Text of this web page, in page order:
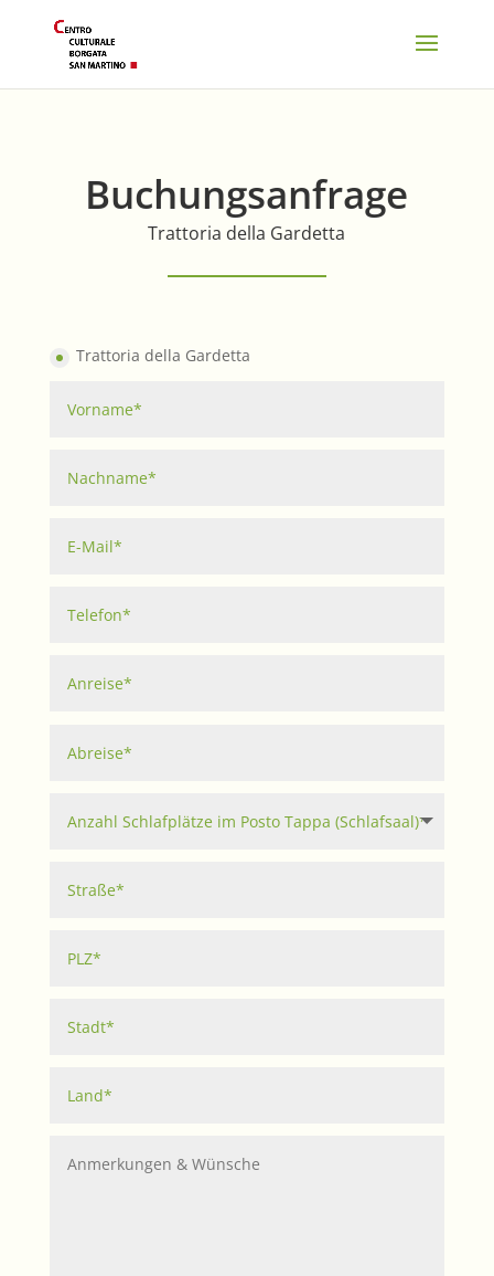
Buchungsanfrage
Trattoria della Gardetta
Trattoria della Gardetta